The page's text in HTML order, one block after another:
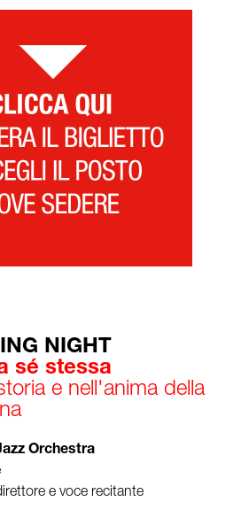
NIGHT
sé stessa
e nell'anima della
Orchestra
e voce recitante